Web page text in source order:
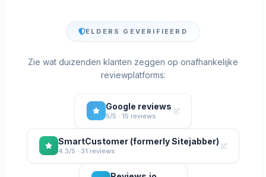
ELDERS GEVERIFIEERD
Zie wat duizenden klanten zeggen op onafhankelijke
reviewplatforms:
Google reviews
5/5 · 15 reviews
SmartCustomer (formerly Sitejabber)
4.3/5 · 31 reviews